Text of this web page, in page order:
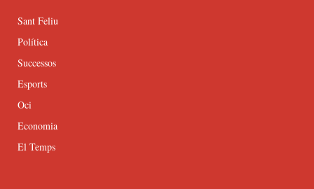
Sant Feliu
Política
Successos
Esports
Oci
Economia
El Temps